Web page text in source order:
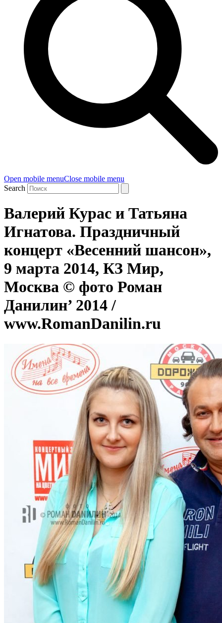
Open mobile menuClose mobile menu
Search
Валерий Курас и Татьяна
Игнатова. Праздничный
концерт «Весенний шансон»,
9 марта 2014, КЗ Мир,
Москва © фото Роман
Данилин’ 2014 /
www.RomanDanilin.ru